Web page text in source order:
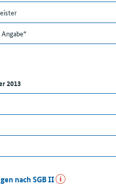
2013
nach SGB II